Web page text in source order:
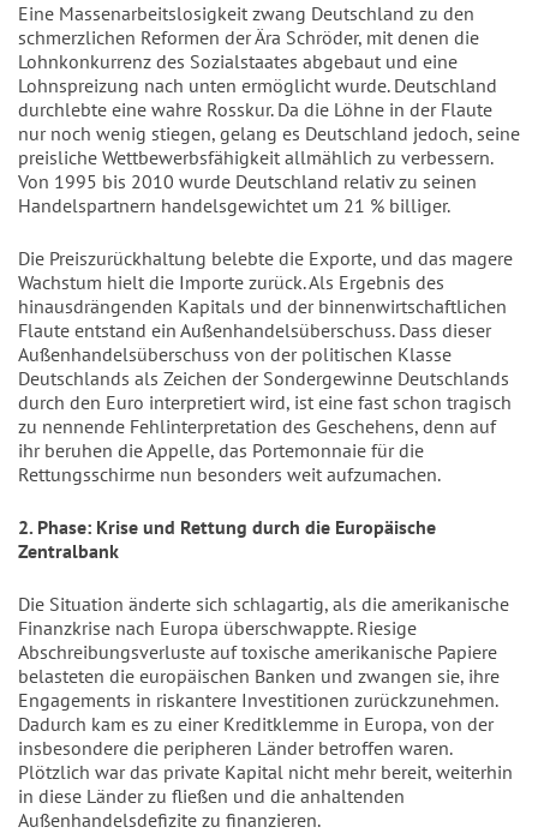
Eine Massenarbeitslosigkeit zwang Deutschland zu den
schmerzlichen Reformen der Ära Schröder, mit denen die
Lohnkonkurrenz des Sozialstaates abgebaut und eine
Lohnspreizung nach unten ermöglicht wurde. Deutschland
durchlebte eine wahre Rosskur. Da die Löhne in der Flaute
nur noch wenig stiegen, gelang es Deutschland jedoch, seine
preisliche Wettbewerbsfähigkeit allmählich zu verbessern.
Von 1995 bis 2010 wurde Deutschland relativ zu seinen
Handelspartnern handelsgewichtet um 21 % billiger.
Die Preiszurückhaltung belebte die Exporte, und das magere
Wachstum hielt die Importe zurück. Als Ergebnis des
hinausdrängenden Kapitals und der binnenwirtschaftlichen
Flaute entstand ein Außenhandelsüberschuss. Dass dieser
Außenhandelsüberschuss von der politischen Klasse
Deutschlands als Zeichen der Sondergewinne Deutschlands
durch den Euro interpretiert wird, ist eine fast schon tragisch
zu nennende Fehlinterpretation des Geschehens, denn auf
ihr beruhen die Appelle, das Portemonnaie für die
Rettungsschirme nun besonders weit aufzumachen.
2. Phase: Krise und Rettung durch die Europäische
Zentralbank
Die Situation änderte sich schlagartig, als die amerikanische
Finanzkrise nach Europa überschwappte. Riesige
Abschreibungsverluste auf toxische amerikanische Papiere
belasteten die europäischen Banken und zwangen sie, ihre
Engagements in riskantere Investitionen zurückzunehmen.
Dadurch kam es zu einer Kreditklemme in Europa, von der
insbesondere die peripheren Länder betroffen waren.
Plötzlich war das private Kapital nicht mehr bereit, weiterhin
in diese Länder zu fließen und die anhaltenden
Außenhandelsdefizite zu finanzieren.